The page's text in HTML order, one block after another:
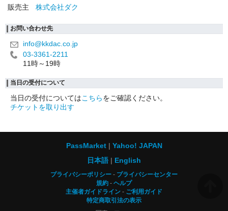
販売主
株式会社ダク
お問い合わせ先
info@kkdac.co.jp
03-3361-2211
11時～19時
当日の受付について
当日の受付についてはこちらをご確認ください。
チケットを取り出す
PassMarket
Yahoo! JAPAN
日本語
English
プライバシーポリシー
プライバシーセンター
規約
ヘルプ
主催者ガイドライン
ご利用ガイド
特定商取引法の表示